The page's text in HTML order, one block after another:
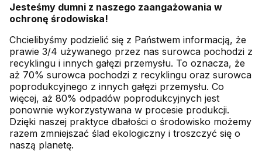
Jesteśmy dumni z naszego zaangażowania w
ochronę środowiska!
Chcielibyśmy podzielić się z Państwem informacją, że
prawie 3/4 używanego przez nas surowca pochodzi z
recyklingu i innych gałęzi przemysłu. To oznacza, że
aż 70% surowca pochodzi z recyklingu oraz surowca
poprodukcyjnego z innych gałęzi przemysłu. Co
więcej, aż 80% odpadów poprodukcyjnych jest
ponownie wykorzystywana w procesie produkcji.
Dzięki naszej praktyce dbałości o środowisko możemy
razem zmniejszać ślad ekologiczny i troszczyć się o
naszą planetę.